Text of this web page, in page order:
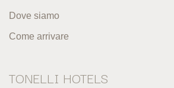
Dove siamo
Come arrivare
TONELLI HOTELS